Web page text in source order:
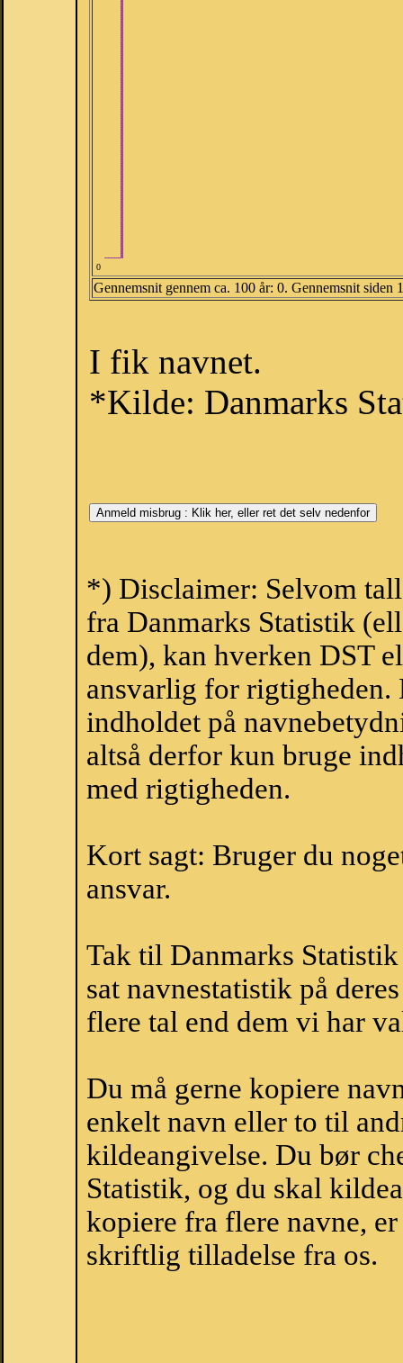
0
Gennemsnit gennem ca. 100 år: 0. Gennemsnit siden
I fik navnet.
*Kilde: Danmarks
*) Disclaimer: Selvom
fra Danmarks Statistik
dem), kan hverken DST
ansvarlig for
indholdet på
altså derfor kun bruge
med rigtigheden.
Kort sagt: Bruger du
ansvar.
Tak til Danmarks
sat navnestatistik på
flere tal end dem vi har
Du må gerne kopiere
enkelt navn eller to til
kildeangivelse. Du bør
Statistik, og du skal
kopiere fra flere navne,
skriftlig tilladelse fra os.